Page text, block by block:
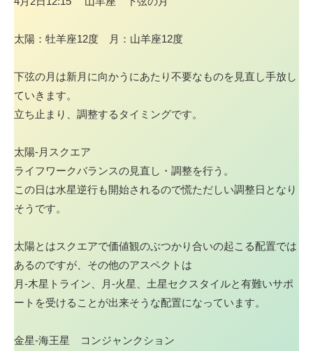
太陽：牡羊座12度 月：山羊座12度
下弦の月は新月に向かうにあたり不要なものを見直し手放し
ていきます。
立ち止まり、調整するタイミングです。
太陽-月スクエア
ライフワークバランスの見直し・調整を行う。
この日は水星逆行も開始されるので慌ただしい調整日となり
そうです。
太陽とはスクエアで価値観のぶつかり合いの起こる配置では
あるのですが、その他のアスペクトは
月-木星トライン、月-火星、土星セクスタイルと有難いサポ
ートを受けることが出来そうな配置になっています。
金星-海王星 コンジャンクション